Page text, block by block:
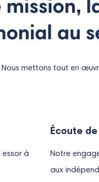
mission,
au
Nous mettons tout en
essor à
Écoute
Notre
aux